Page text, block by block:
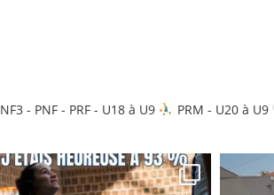
NF3 - PNF - PRF - U18 à U9 PRM - U20 à U9